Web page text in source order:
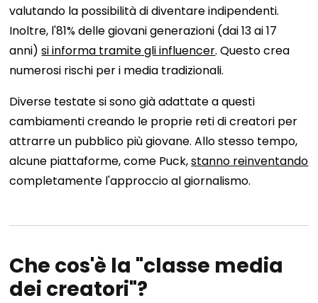
valutando la possibilità di diventare indipendenti.
Inoltre, l'81% delle giovani generazioni (dai 13 ai 17
anni)si informa tramite gli influencer. Questo crea
numerosi rischi per i media tradizionali.
Diverse testate si sono già adattate a questi
cambiamenti creando le proprie reti di creatori per
attrarre un pubblico più giovane. Allo stesso tempo,
alcune piattaforme, come Puck,stanno reinventando
completamente l'approccio al giornalismo.
Che cos'è la "classe media
dei creatori"?